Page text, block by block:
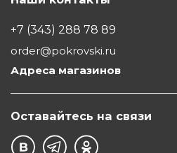
+7 (343) 288 78 89
order@pokrovski.ru
Адреса магазинов
Оставайтесь на связи